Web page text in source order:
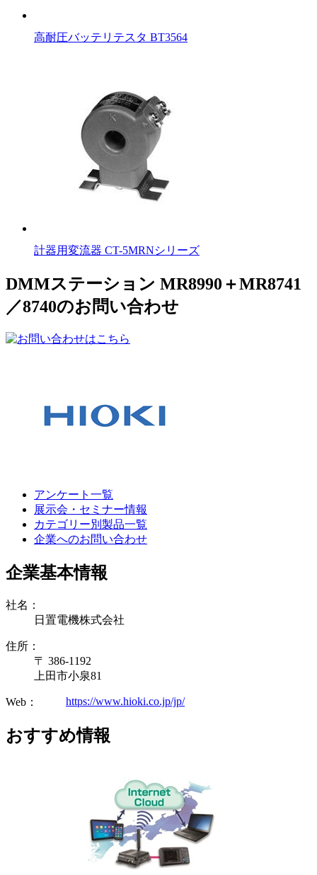
高耐圧バッテリテスタ BT3564
計器用変流器 CT-5MRNシリーズ
DMMステーション MR8990＋MR8741
／8740のお問い合わせ
アンケート一覧
展示会・セミナー情報
カテゴリー別製品一覧
企業へのお問い合わせ
企業基本情報
社名：
日置電機株式会社
住所：
〒 386-1192
上田市小泉81
Web： https://www.hioki.co.jp/jp/
おすすめ情報